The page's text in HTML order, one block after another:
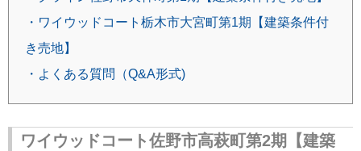
・ワイウッドコート栃木市大宮町第1期【建築条件付
き売地】
・よくある質問（Q&A形式)
ワイウッドコート佐野市高萩町第2期【建築